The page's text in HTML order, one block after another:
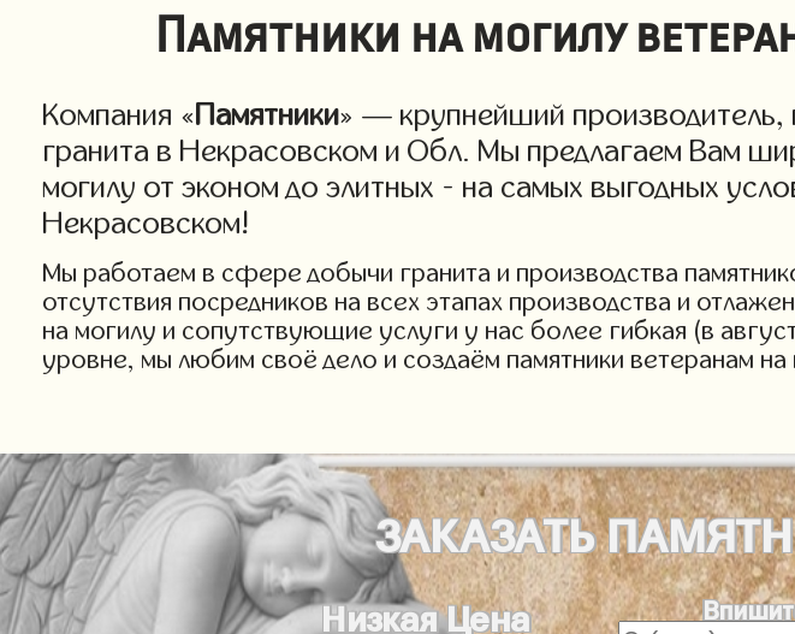
Памятники на могилу
Компания « Памятники» — крупнейший производитель,
гранита в Некрасовском и Обл. Мы предлагаем Вам
могилу от эконом до элитных - на самых выгодных
Некрасовском!
Мы работаем в сфере добычи гранита и производства
отсутствия посредников на всех этапах производства и
на могилу и сопутствующие услуги у нас более гибкая (в
уровне, мы любим своё дело и создаём памятники ветеранам
ЗАКАЗАТЬ
Низкая Цена